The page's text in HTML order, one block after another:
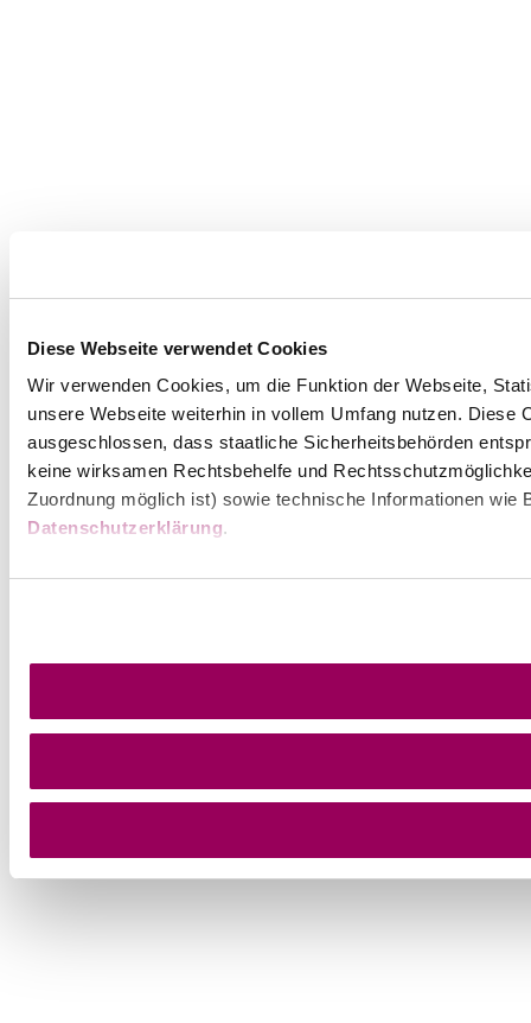
Diese Webseite verwendet Cookies
Wir verwenden Cookies, um die Funktion der Webseite,
unsere Webseite weiterhin in vollem Umfang nutzen.
ausgeschlossen, dass staatliche Sicherheitsbehörden
keine wirksamen Rechtsbehelfe und
Zuordnung möglich ist) sowie technische Informationen
Datenschutzerklärung.